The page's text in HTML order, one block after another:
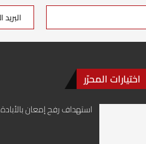
اختيارات المحرّر
استهداف رفح إمعان بالأبادة